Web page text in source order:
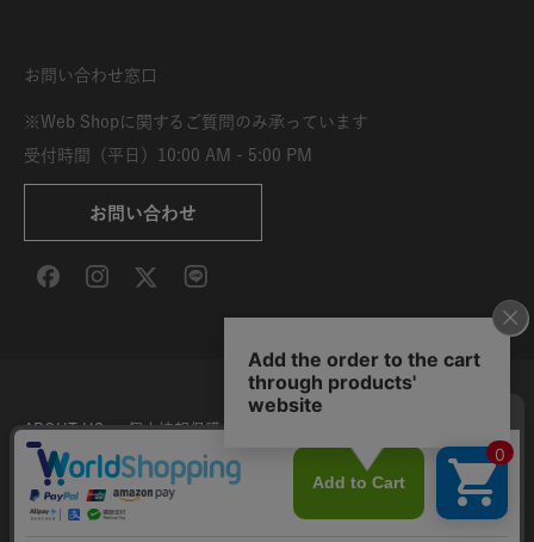
お問い合わせ窓口
※Web Shopに関するご質問のみ承っています
受付時間（平日）10:00 AM - 5:00 PM
お問い合わせ
ABOUT US 個人情報保護方針
利用規約 サイト利用条件